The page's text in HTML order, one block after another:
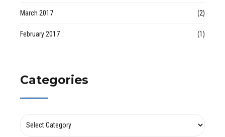
March 2017 (2)
February 2017 (1)
Categories